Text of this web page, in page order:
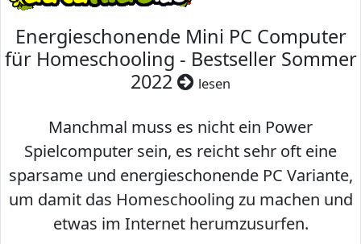
Energieschonende Mini PC Computer
für Homeschooling - Bestseller Sommer
2022
lesen
Manchmal muss es nicht ein Power
Spielcomputer sein, es reicht sehr oft eine
sparsame und energieschonende PC Variante,
um damit das Homeschooling zu machen und
etwas im Internet herumzusurfen.